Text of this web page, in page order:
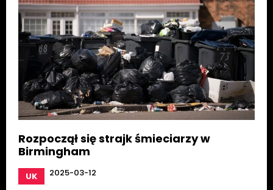
Rozpoczął się strajk śmieciarzy w
Birmingham
UK 2025-03-12